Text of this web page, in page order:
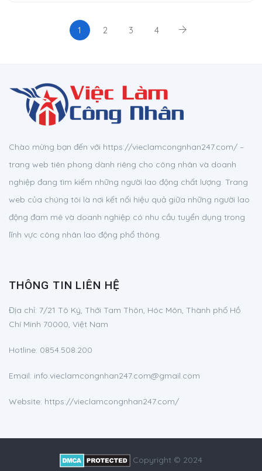
1 2 3 4
Chào mừng bạn đến với https://vieclamcongnhan247.com/ –
trang web tiên phong dành riêng cho công nhân và doanh
nghiệp đang tìm kiếm những người lao động chất lượng. Trang
web của chúng tôi là nơi kết nối hiệu quả giữa những người lao
động đam mê và doanh nghiệp có nhu cầu tuyển dụng trong
lĩnh vực công nhân lao động phổ thông.
THÔNG TIN LIÊN HỆ
Địa chỉ: 7/21 Tô Ký, Thới Tam Thôn, Hóc Môn, Thành phố Hồ
Chí Minh 70000, Việt Nam
Hotline: 0854.508.200
Email: info.vieclamcongnhan247.com@gmail.com
Website: https://vieclamcongnhan247.com/
Copyright © 2024